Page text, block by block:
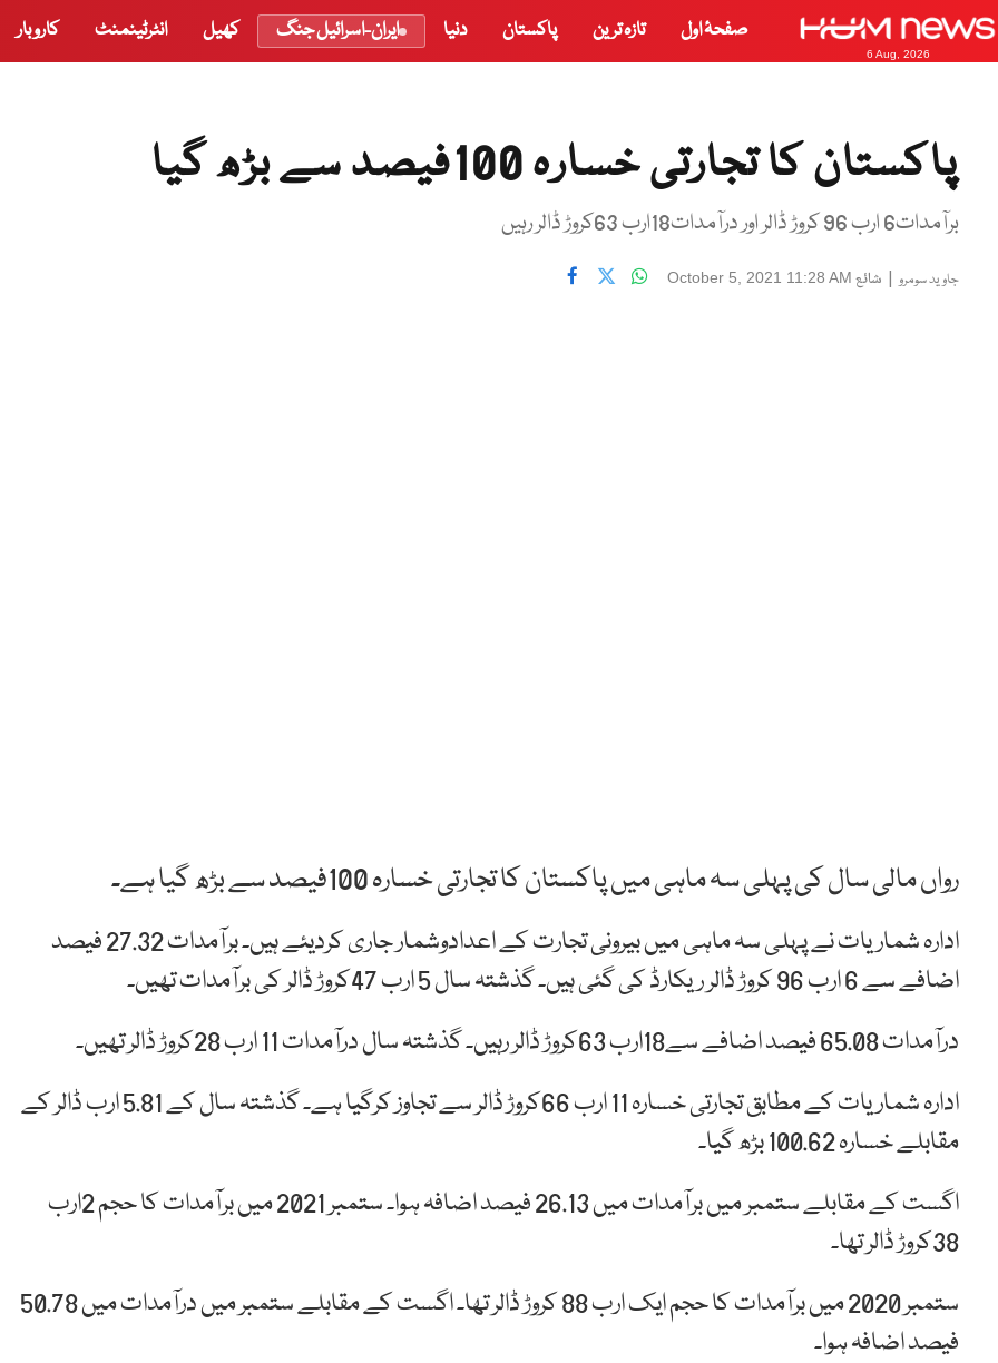
6 Aug, 2026
صفحۂ اول تازہ ترین پاکستان دنیا ایران-اسرائیل جنگ کھیل انٹرٹینمنٹ کاروبار
پاکستان کا تجارتی خسارہ 100فیصد سے بڑھ گیا
برآمدات6 ارب 96 کروڑ ڈالر اور درآمدات18ارب 63کروڑ ڈالر رہیں
جاوید سومرو| شائع October 5, 2021 11:28 AM
رواں مالی سال کی پہلی سہ ماہی میں پاکستان کا تجارتی خسارہ 100فیصد سے بڑھ گیا ہے۔
ادارہ شماریات نے پہلی سہ ماہی میں بیرونی تجارت کے اعدادوشمار جاری کردیئے ہیں۔ برآمدات 27.32 فیصد
اضافے سے 6 ارب 96 کروڑ ڈالر ریکارڈ کی گئی ہیں۔ گذشتہ سال 5 ارب 47کروڑ ڈالر کی برآمدات تھیں۔
درآمدات 65.08 فیصد اضافے سے18ارب 63کروڑ ڈالر رہیں۔ گذشتہ سال درآمدات 11 ارب 28کروڑ ڈالر تھیں۔
ادارہ شماریات کے مطابق تجارتی خسارہ 11 ارب 66کروڑ ڈالر سے تجاوز کرگیا ہے۔ گذشتہ سال کے 5.81 ارب ڈالر کے
مقابلے خسارہ 100.62 بڑھ گیا۔
اگست کے مقابلے ستمبر میں برآمدات میں 26.13 فیصد اضافہ ہوا۔ ستمبر 2021 میں برآمدات کا حجم 2ارب
38کروڑ ڈالر تھا۔
ستمبر 2020 میں برآمدات کا حجم ایک ارب 88 کروڑ ڈالر تھا۔ اگست کے مقابلے ستمبر میں درآمدات میں 50.78
فیصد اضافہ ہوا۔